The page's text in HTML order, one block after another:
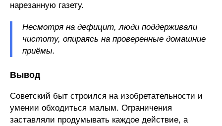
нарезанную газету.
Несмотря на дефицит, люди поддерживали
чистоту, опираясь на проверенные домашние
приёмы.
Вывод
Советский быт строился на изобретательности и
умении обходиться малым. Ограничения
заставляли продумывать каждое действие, а